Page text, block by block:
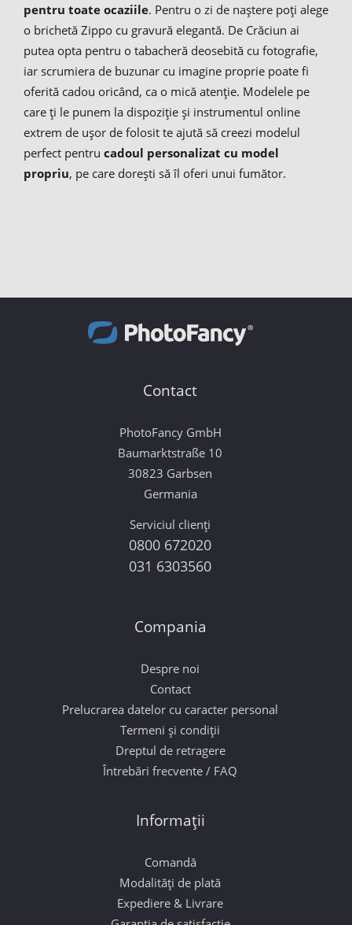
pentru toate ocaziile. Pentru o zi de naștere poți alege
o brichetă Zippo cu gravură elegantă. De Crăciun ai
putea opta pentru o tabacheră deosebită cu fotografie,
iar scrumiera de buzunar cu imagine proprie poate fi
oferită cadou oricând, ca o mică atenție. Modelele pe
care ți le punem la dispoziție și instrumentul online
extrem de ușor de folosit te ajută să creezi modelul
perfect pentru cadoul personalizat cu model
propriu, pe care dorești să îl oferi unui fumător.
Contact
PhotoFancy GmbH
Baumarktstraße 10
30823 Garbsen
Germania
Serviciul clienți
0800 672020
031 6303560
Compania
Despre noi
Contact
Prelucrarea datelor cu caracter personal
Termeni și condiții
Dreptul de retragere
Întrebări frecvente / FAQ
Informații
Comandă
Modalități de plată
Expediere & Livrare